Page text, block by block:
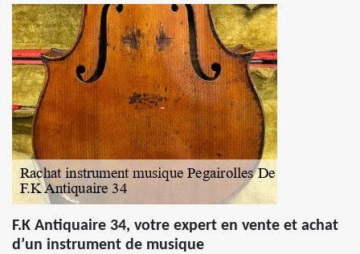
F.K Antiquaire 34, votre expert en vente et achat
d’un instrument de musique